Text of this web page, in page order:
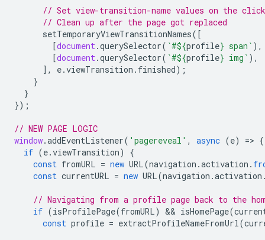
// Set view-transition-name values on the
// Clean up after the page got replaced
setTemporaryViewTransitionNames([
[document .querySelector( `#${profile} span` ),
[document .querySelector( `#${profile} img` ),
],
e.viewTransition . finished);
}
}
});
// NEW PAGE LOGIC
window.addEventListener( 'pagereveal' , async (e) => {
if (e.viewTransition)
{
const fromURL = new URL(navigation .activation .
const currentURL = new URL(navigation .activation
// Navigating from a profile page back to the
if (isProfilePage(fromURL) && isHomePage(
const profile = extractProfileNameFromUrl (